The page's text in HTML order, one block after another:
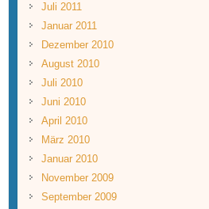
Juli 2011
Januar 2011
Dezember 2010
August 2010
Juli 2010
Juni 2010
April 2010
März 2010
Januar 2010
November 2009
September 2009